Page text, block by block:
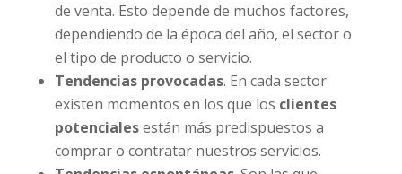
de venta. Esto depende de muchos factores,
dependiendo de la época del año, el sector o
el tipo de producto o servicio.
Tendencias provocadas. En cada sector
existen momentos en los que los clientes
potencialesestán más predispuestos a
comprar o contratar nuestros servicios.